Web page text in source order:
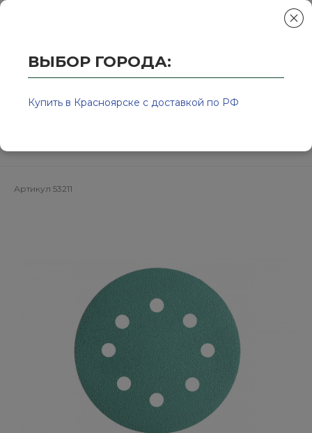
Колор-Авто - магазин лакокрасочной продукции и
Круг шлифовальный зелёный на
Артикул 53211
ВЫБОР ГОРОДА:
Купить в Красноярске с доставкой по РФ